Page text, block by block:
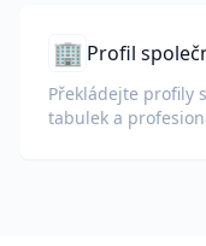
🏢 Profil
Překládejte profily
tabulek a